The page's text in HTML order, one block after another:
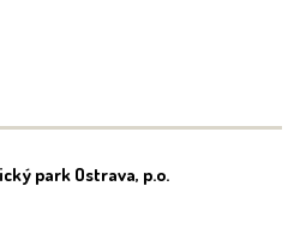
park Ostrava, p.o.